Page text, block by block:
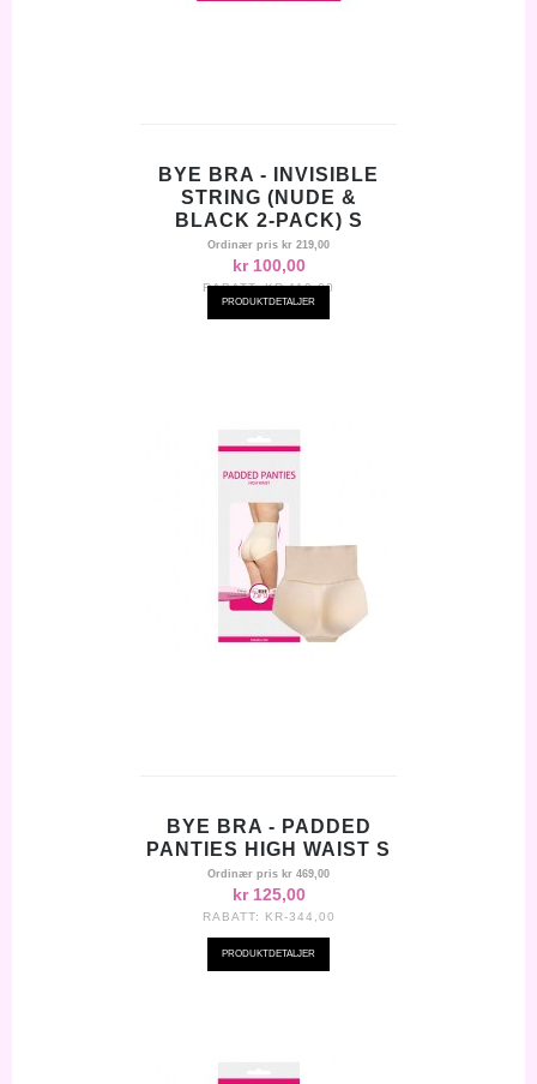
BYE BRA - INVISIBLE
STRING (NUDE &
BLACK 2-PACK) S
Ordinær pris kr 219,00
kr 100,00
RABATT:KR-119,00
PRODUKTDETALJER
BYE BRA - PADDED
PANTIES HIGH WAIST S
Ordinær pris kr 469,00
kr 125,00
RABATT: KR-344,00
PRODUKTDETALJER